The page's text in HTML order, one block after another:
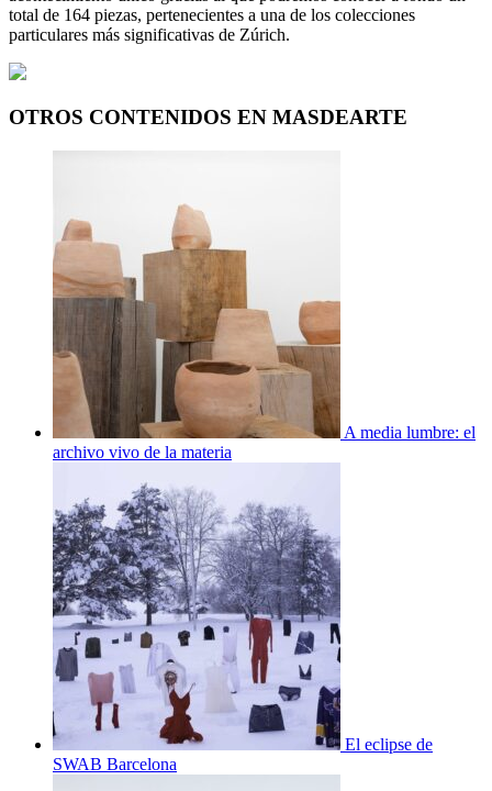
total de 164 piezas, pertenecientes a una de los colecciones
particulares más significativas de Zúrich.
OTROS CONTENIDOS EN MASDEARTE
A media lumbre: el
archivo vivo de la materia
El eclipse de
SWAB Barcelona